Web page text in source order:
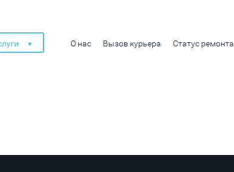
О нас Вызов курьера Статус ремонта